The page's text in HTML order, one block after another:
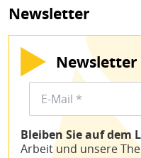
Newsletter
Newsletter
Bleiben Sie auf dem
Arbeit und unsere